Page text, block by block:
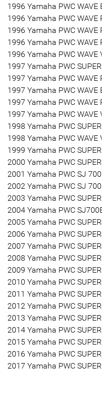
1996 Yamaha PWC WAVE
1996 Yamaha PWC WAVE
1996 Yamaha PWC WAVE
1996 Yamaha PWC WAVE
1996 Yamaha PWC WAVE
1997 Yamaha PWC
1997 Yamaha PWC WAVE
1997 Yamaha PWC WAVE
1997 Yamaha PWC WAVE
1997 Yamaha PWC WAVE
1998 Yamaha PWC
1998 Yamaha PWC WAVE
1999 Yamaha PWC
2000 Yamaha PWC
2001 Yamaha PWC SJ
2002 Yamaha PWC SJ
2003 Yamaha PWC
2004 Yamaha PWC
2005 Yamaha PWC
2006 Yamaha PWC
2007 Yamaha PWC
2008 Yamaha PWC
2009 Yamaha PWC
2010 Yamaha PWC
2011 Yamaha PWC
2012 Yamaha PWC
2013 Yamaha PWC
2014 Yamaha PWC
2015 Yamaha PWC
2016 Yamaha PWC
2017 Yamaha PWC